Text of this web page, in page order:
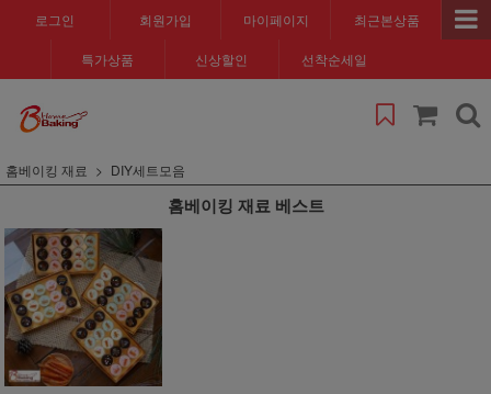
로그인 회원가입 마이페이지 최근본상품
특가상품 신상할인 선착순세일
홈베이킹 재료 DIY세트모음
홈베이킹 재료 베스트